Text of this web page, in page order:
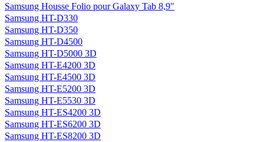
Samsung Housse Folio pour Galaxy Tab 8,9"
Samsung HT-D330
Samsung HT-D350
Samsung HT-D4500
Samsung HT-D5000 3D
Samsung HT-E4200 3D
Samsung HT-E4500 3D
Samsung HT-E5200 3D
Samsung HT-E5530 3D
Samsung HT-ES4200 3D
Samsung HT-ES6200 3D
Samsung HT-ES8200 3D